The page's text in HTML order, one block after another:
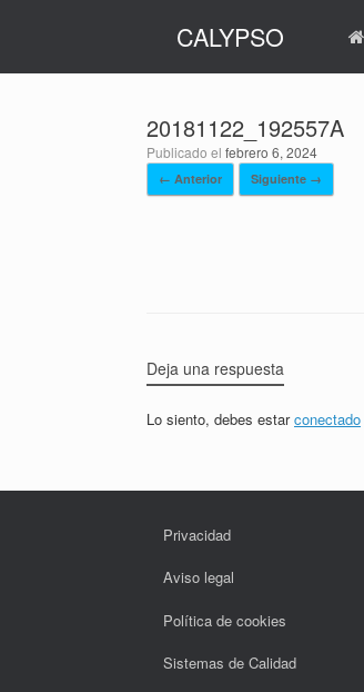
CALYPSO
20181122_192557A
Publicado el febrero 6, 2024
← Anterior Siguiente →
Deja una respuesta
Lo siento, debes estarconectado
Privacidad
Aviso legal
Política de cookies
Sistemas de Calidad